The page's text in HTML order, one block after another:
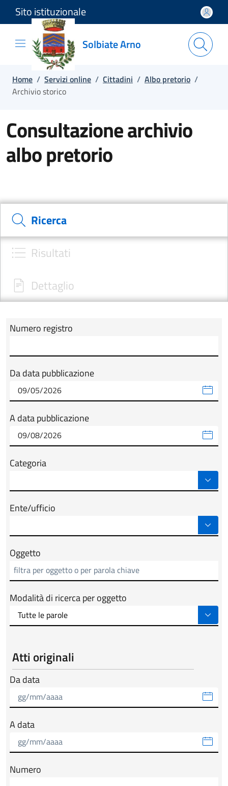
Salta e vai al contenuto
Salta e vai al footer
Sito istituzionale
Solbiate Arno
Home / Servizi online / Cittadini / Albo pretorio /
Archivio storico
Consultazione archivio
albo pretorio
Ricerca
Risultati
Dettaglio
Modulo tab_ricerca_form
Numero registro
Da data pubblicazione
A data pubblicazione
Categoria
Ente/ufficio
Oggetto
Modalità di ricerca per oggetto
Atti originali
Da data
A data
Numero